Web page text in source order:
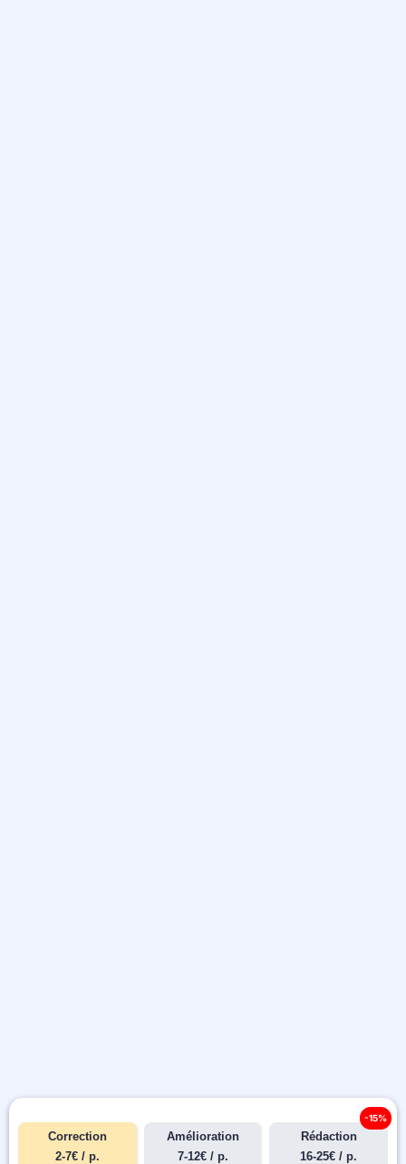
Correction
2-7€ / p.
Amélioration
7-12€ / p.
Rédaction
16-25€ / p.
-15%